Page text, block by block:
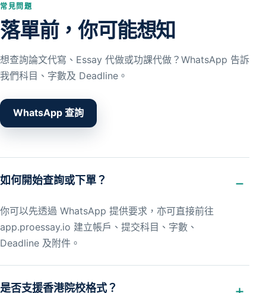
常見問題
落單前，你可能想知
想查詢論文代寫、Essay 代做或功課代做？WhatsApp 告訴
我們科目、字數及 Deadline。
WhatsApp 查詢
如何開始查詢或下單？
你可以先透過 WhatsApp 提供要求，亦可直接前往
app.proessay.io 建立帳戶、提交科目、字數、
Deadline 及附件。
是否支援香港院校格式？